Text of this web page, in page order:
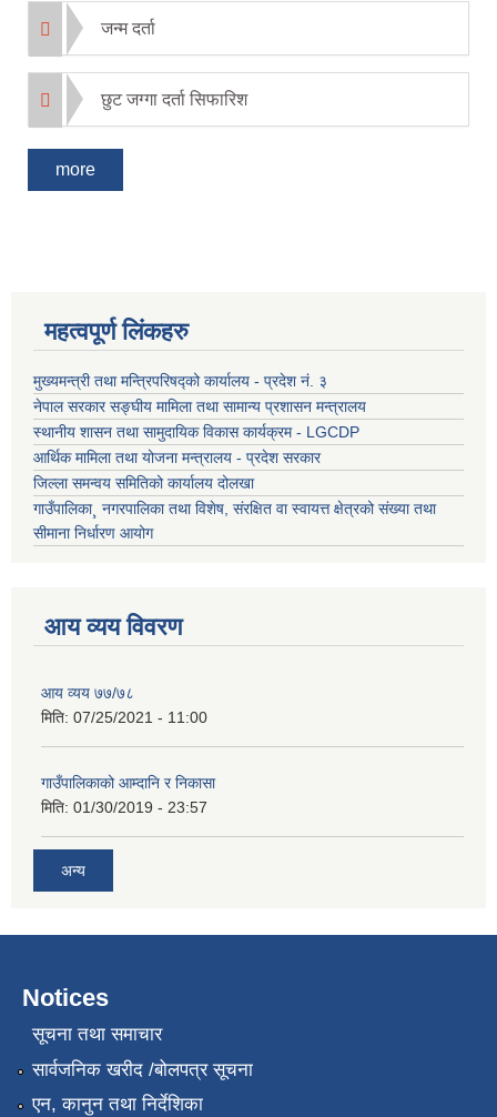
जन्म दर्ता
छुट जग्गा दर्ता सिफारिश
more
महत्वपूर्ण लिंकहरु
मुख्यमन्त्री तथा मन्त्रिपरिषद्को कार्यालय - प्रदेश नं. ३
नेपाल सरकार सङ्घीय मामिला तथा सामान्य प्रशासन मन्त्रालय
स्थानीय शासन तथा सामुदायिक विकास कार्यक्रम - LGCDP
आर्थिक मामिला तथा योजना मन्त्रालय - प्रदेश सरकार
जिल्ला समन्वय समितिको कार्यालय दोलखा
गाउँपालिका¸ नगरपालिका तथा विशेष, संरक्षित वा स्वायत्त क्षेत्रको संख्या तथा
सीमाना निर्धारण आयोग
आय व्यय विवरण
आय व्यय ७७/७८
मिति: 07/25/2021 - 11:00
गाउँपालिकाको आम्दानि र निकासा
मिति: 01/30/2019 - 23:57
अन्य
Notices
सूचना तथा समाचार
सार्वजनिक खरीद /बोलपत्र सूचना
एन, कानुन तथा निर्देशिका